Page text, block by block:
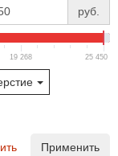
руб.
19 268 25 450
Применить